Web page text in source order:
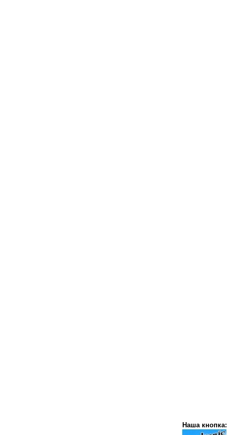
Наша кнопка: